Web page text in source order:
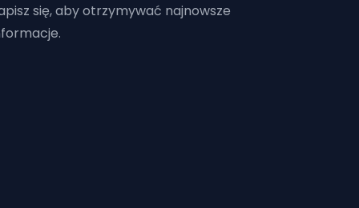
się, aby otrzymywać najnowsze